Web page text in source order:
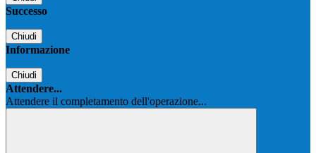
Successo
Chiudi
Informazione
Chiudi
Attendere...
Attendere il completamento dell'operazione...